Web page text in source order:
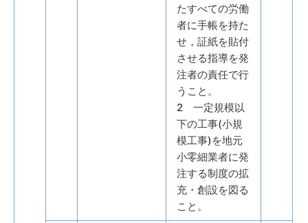
たすべての労働
者に手帳を持た
せ，証紙を貼付
させる指導を発
注者の責任で行
うこと。
2 一定規模以
下の工事(小規
模工事)を地元
小零細業者に発
注する制度の拡
充・創設を図る
こと。